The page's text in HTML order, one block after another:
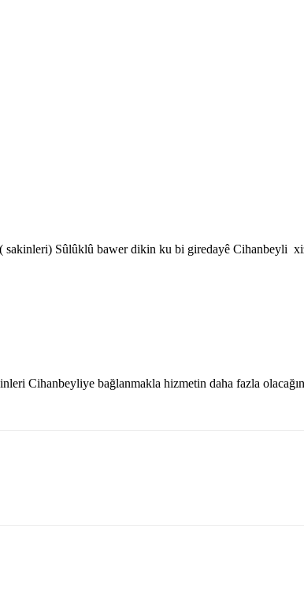
Sûlûklû bawer dikin ku bi giredayê Cihanbeyli
Cihanbeyliye bağlanmakla hizmetin daha fazla